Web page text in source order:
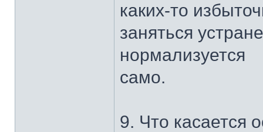
каких-то
заняться
нормализуется
само.
9. Что касается